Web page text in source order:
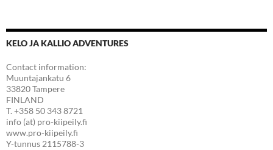
KELO JA KALLIO ADVENTURES
Contact information:
Muuntajankatu 6
33820 Tampere
FINLAND
T. +358 50 343 8721
info (at) pro-kiipeily.fi
www.pro-kiipeily.fi
Y-tunnus 2115788-3